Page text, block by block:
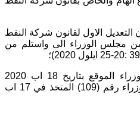
التعديل الاول لقانون شركة النفط
من مجلس الوزراء الى واستلم من
كتاب الامانة العامة لمجلس الوزراء الموقع بتاريخ 18 اب 2020
المتضمن صيغة قرار مجلس الوزراء رقم (109) المتخذ في 17 اب